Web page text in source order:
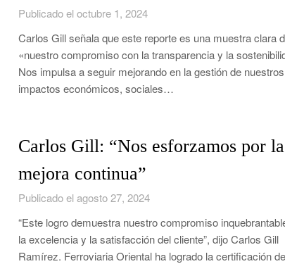
Publicado el octubre 1, 2024
Carlos Gill señala que este reporte es una muestra clara
«nuestro compromiso con la transparencia y la
Nos impulsa a seguir mejorando en la gestión de nuestros
impactos económicos, sociales…
Carlos Gill: “Nos esforzamos por la
mejora continua”
Publicado el agosto 27, 2024
“Este logro demuestra nuestro compromiso
la excelencia y la satisfacción del cliente”, dijo Carlos Gill
Ramírez. Ferroviaria Oriental ha logrado la certificación